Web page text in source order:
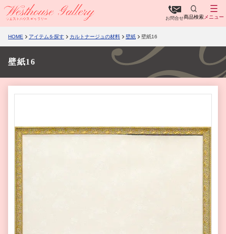
お問合せ商品検索 メニュー
HOME アイテムを探す カルトナージュの材料 壁紙 壁紙16
壁紙16